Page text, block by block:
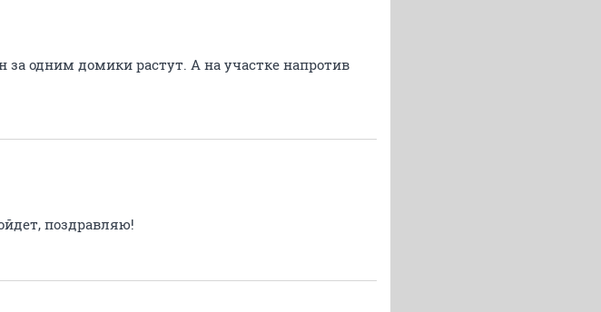
за одним домики растут. А на участке напротив
поздравляю!